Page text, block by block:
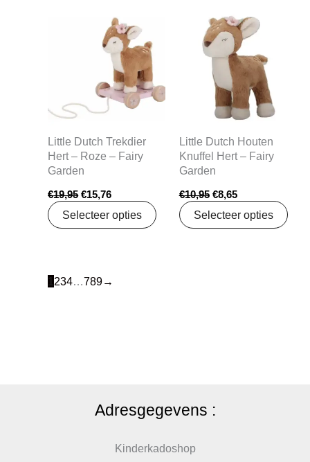
Little Dutch Trekdier
Hert – Roze – Fairy
Garden
€19,95
was:
€19,95.
€15,76
prijs
is:
€15,76.
Selecteer opties
Little Dutch Houten
Knuffel Hert – Fairy
Garden
€10,95
Oorspronkelijke
prijs
was:
€10,95.
€8,65
prijs
is:
€8,65.
Selecteer opties
1 234…789→
Adresgegevens :
Kinderkadoshop